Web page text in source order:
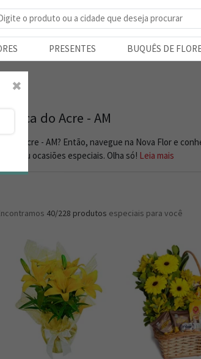
de produtos
PRESENTES BUQUÊS DE
✖
Boca do Acre - AM
do Acre - AM? Então, navegue na Nova Flor e
ou ocasiões especiais. Olha só! Leia mais
40/228 produtos especiais para você